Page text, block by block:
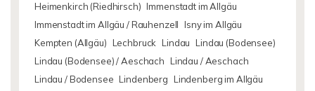
Heimenkirch (Riedhirsch) Immenstadt im Allgäu
Immenstadt im Allgäu / Rauhenzell Isny im Allgäu
Kempten (Allgäu) Lechbruck Lindau Lindau (Bodensee)
Lindau (Bodensee) / Aeschach Lindau / Aeschach
Lindau / Bodensee Lindenberg Lindenberg im Allgäu